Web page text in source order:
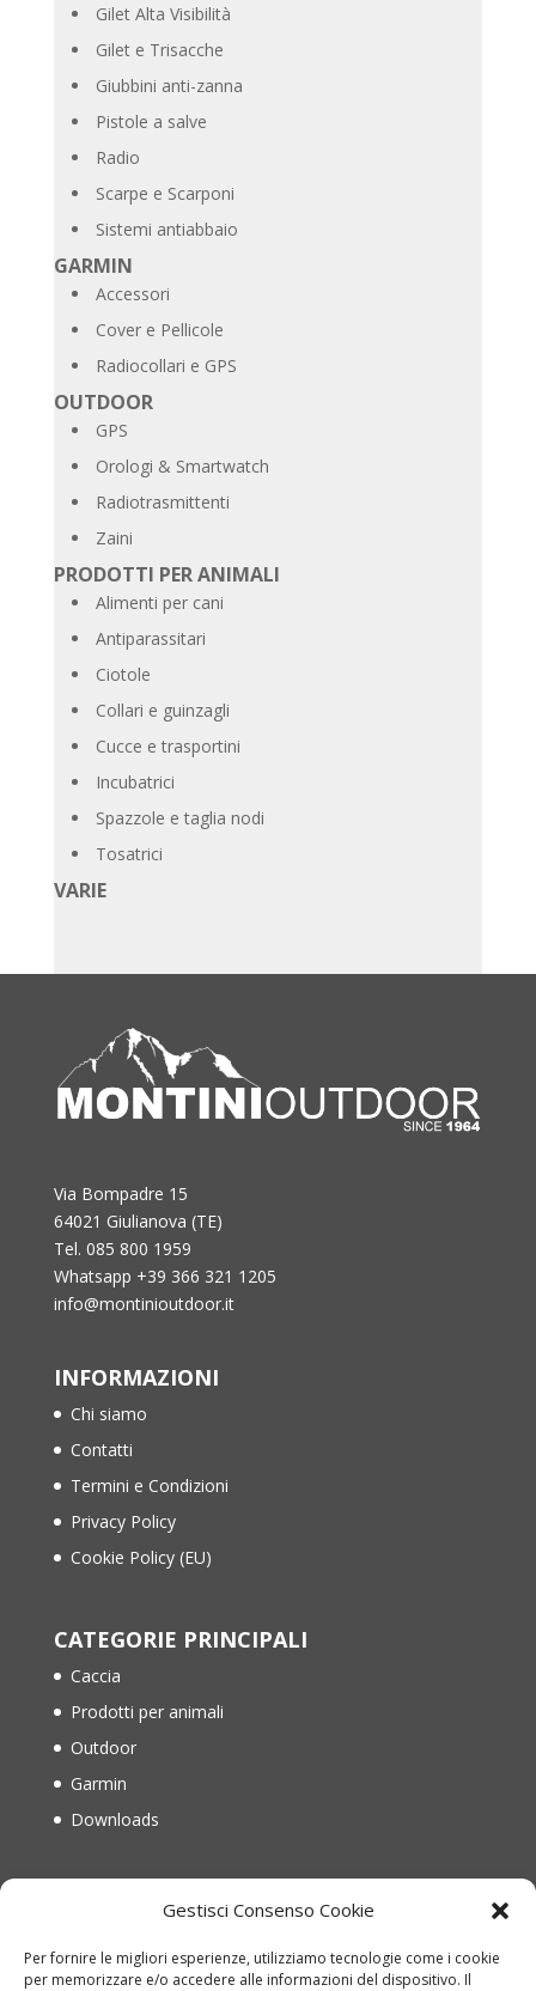
Gestisci Consenso Cookie
Per fornire le migliori esperienze, utilizziamo tecnologie come i cookie
per memorizzare e/o accedere alle informazioni del dispositivo. Il
Gilet Alta Visibilità
Gilet e Trisacche
Giubbini anti-zanna
Pistole a salve
Radio
Scarpe e Scarponi
Sistemi antiabbaio
GARMIN
Accessori
Cover e Pellicole
Radiocollari e GPS
OUTDOOR
GPS
Orologi & Smartwatch
Radiotrasmittenti
Zaini
PRODOTTI PER ANIMALI
Alimenti per cani
Antiparassitari
Ciotole
Collari e guinzagli
Cucce e trasportini
Incubatrici
Spazzole e taglia nodi
Tosatrici
VARIE
Via Bompadre 15
64021 Giulianova (TE)
Tel. 085 800 1959
Whatsapp +39 366 321 1205
info@montinioutdoor.it
INFORMAZIONI
Chi siamo
Contatti
Termini e Condizioni
Privacy Policy
Cookie Policy (EU)
CATEGORIE PRINCIPALI
Caccia
Prodotti per animali
Outdoor
Garmin
Downloads
IL MIO ACCOUNT
Recupera password